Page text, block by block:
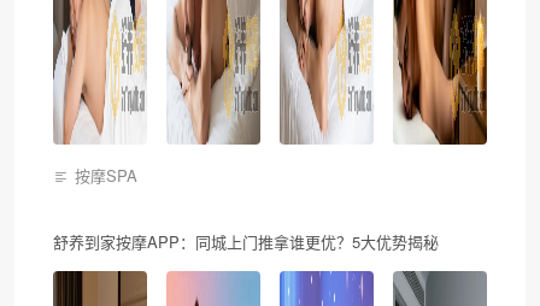
按摩SPA
舒养到家按摩APP：同城上门推拿谁更优？5大优势揭秘